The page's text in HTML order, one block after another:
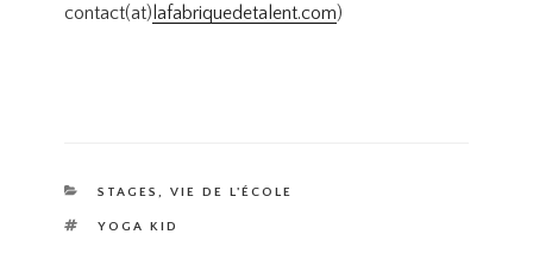
contact(at) lafabriquedetalent.com)
CATÉGORIES
STAGES , VIE DE L'ÉCOLE
ÉTIQUETTES
YOGA KID